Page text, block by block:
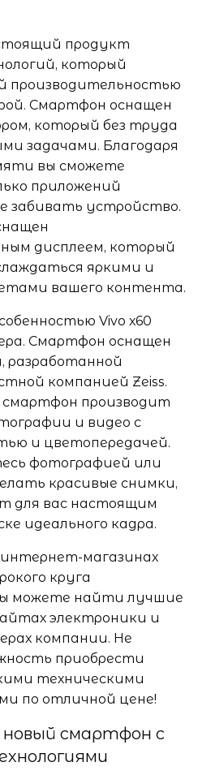
продукт
который
производительностью
Смартфон оснащен
который без труда
задачами. Благодаря
вы сможете
приложений
забивать устройство.
дисплеем, который
яркими и
вашего контента.
Vivo х60
Смартфон оснащен
разработанной
компанией Zeiss.
производит
и видео с
и цветопередачей.
фотографией или
красивые снимки,
для вас настоящим
идеального кадра.
интернет-магазинах
круга
можете найти лучшие
электроники и
компании. Не
приобрести
техническими
по отличной цене!
новый смартфон с